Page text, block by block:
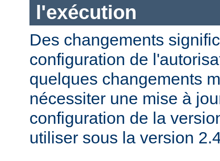
l'exécution
Des changements
configuration de
quelques changements
nécessiter une mise à
configuration de la
utiliser sous la version